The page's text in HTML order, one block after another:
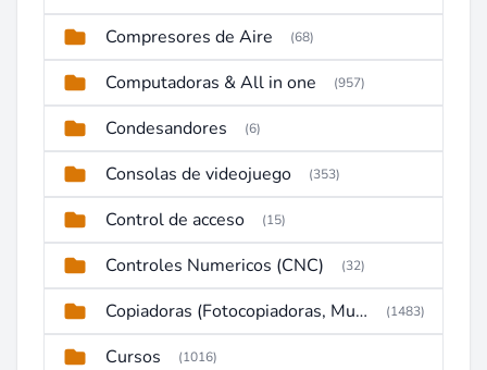
Compresores de Aire
(68)
Computadoras & All in one (957)
Condesandores (6)
Consolas de videojuego (353)
Control de acceso (15)
Controles Numericos (CNC) (32)
Copiadoras (Fotocopiadoras, Multifunctions, Ploter, etc) (1483)
Cursos (1016)